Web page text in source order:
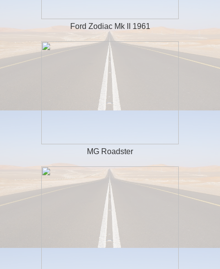
Ford Zodiac Mk II 1961
MG Roadster